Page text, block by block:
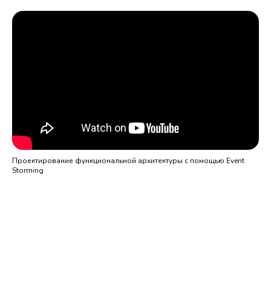
Проектирование функциональной архитектуры с помощью Event
Storming